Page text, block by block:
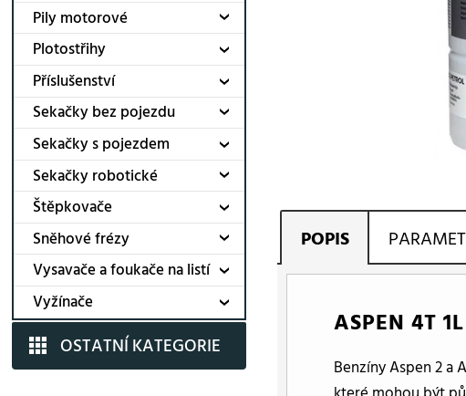
Pily motorové
Plotostřihy
Příslušenství
Sekačky bez pojezdu
Sekačky s pojezdem
Sekačky robotické
Štěpkovače
Sněhové frézy
Vysavače a foukače na listí
Vyžínače
OSTATNÍ KATEGORIE
POPIS
ASPEN 4T 1L
Benzíny Aspen 2 a